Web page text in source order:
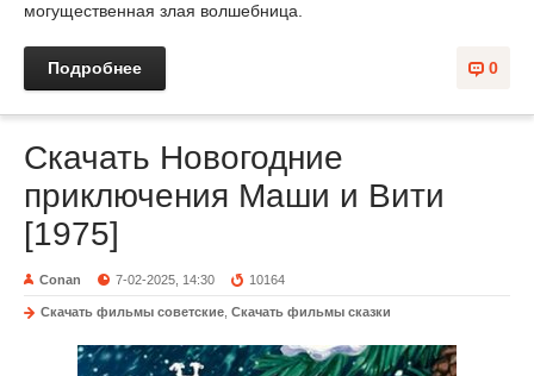
могущественная злая волшебница.
0
Подробнее
Скачать Новогодние
приключения Маши и Вити
[1975]
Conan 7-02-2025, 14:30 10164
Скачать фильмы советские Скачать фильмы сказки